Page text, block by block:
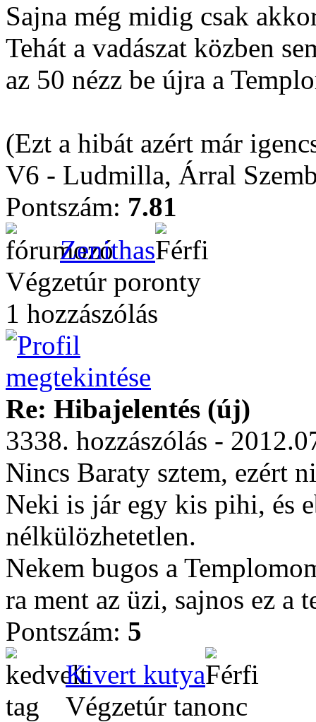
Sajna még midig csak
Tehát a vadászat közben
az 50 nézz be újra a
(Ezt a hibát azért már
V6 - Ludmilla, Árral
Pontszám: 7.81
Zenithas
Végzetúr poronty
1 hozzászólás
Re: Hibajelentés (új)
3338. hozzászólás -
Nincs Baraty sztem, ezért
Neki is jár egy kis pihi, és
nélkülözhetetlen.
Nekem bugos a
ra ment az üzi, sajnos ez
Pontszám: 5
Kivert kutya
Végzetúr tanonc